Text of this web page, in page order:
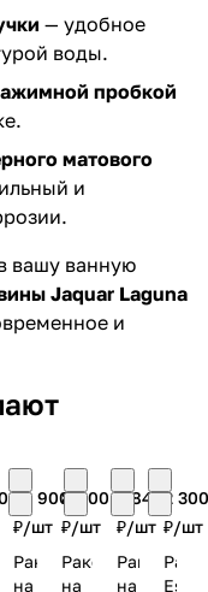
— удобное
воды.
пробкой
матового
и
вашу ванную
Jaquar Laguna
и
10 900
₽/шт
Раковина
на
8 600
₽/шт
Раковина
на
5 840
₽/шт
Раковина
на
2
₽/шт